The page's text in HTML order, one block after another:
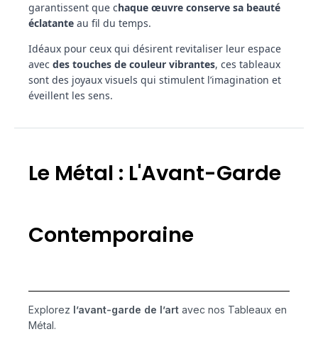
garantissent que chaque œuvre conserve sa beauté
éclatante au fil du temps.
Idéaux pour ceux qui désirent revitaliser leur espace
avec des touches de couleur vibrantes, ces tableaux
sont des joyaux visuels qui stimulent l’imagination et
éveillent les sens.
Le Métal : L'Avant-Garde
Contemporaine
Explorez l’avant-garde de l’art avec nos Tableaux en
Métal.